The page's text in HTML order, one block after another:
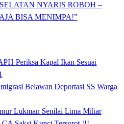
NYARIS ROBOH –
BISA MENIMPA!”
Periksa Kapal Ikan Sesuai
Belawan Deportasi SS Warga
Lukman Senilai Lima Miliar